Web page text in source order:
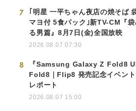
7
｢明星 一平ちゃん夜店の焼そば
マヨ付 5食パック｣新TV-CM『
る男篇』8月7日(金)全国放映
2026.08.07 07:30
8
『Samsung Galaxy Z Fold8
Fold8｜Flip8 発売記念イベン
レポート
2026.08.07 15:00